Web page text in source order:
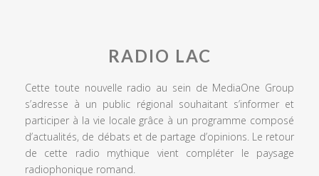
RADIO LAC
Cette toute nouvelle radio au sein de MediaOne Group
s’adresse à un public régional souhaitant s’informer et
participer à la vie locale grâce à un programme composé
d’actualités, de débats et de partage d’opinions. Le retour
de cette radio mythique vient compléter le paysage
radiophonique romand.